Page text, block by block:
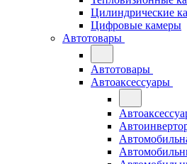
Цилиндрические
Цифровые камеры
Автотовары
Автотовары
Автоаксессуары